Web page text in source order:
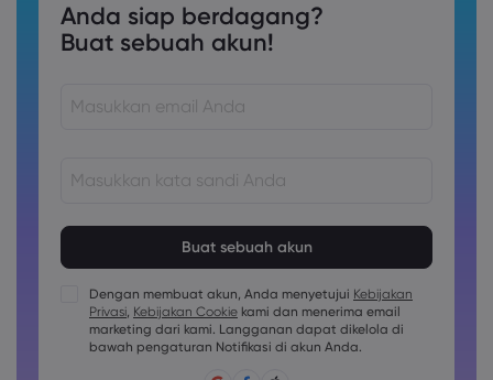
Anda siap berdagang?
Buat sebuah akun!
Kata sandi harus berisi setidaknya 1 karakter huruf besar
Kata sandi harus berisi setidaknya 1 karakter huruf kecil
Sandi harus berisi ~!@#£%^&amp;*()_-+=:;&lt;&gt;{,[]?,.
Dengan membuat akun, Anda menyetujui Kebijakan
Privasi, Kebijakan Cookie kami dan menerima email
marketing dari kami. Langganan dapat dikelola di
bawah pengaturan Notifikasi di akun Anda.